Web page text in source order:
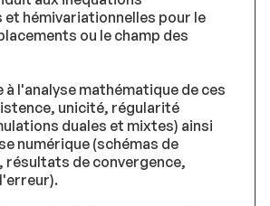
hémivariationnelles pour le
ou le champ des
l'analyse mathématique de ces
unicité, régularité
duales et mixtes) ainsi
numérique (schémas de
de convergence,